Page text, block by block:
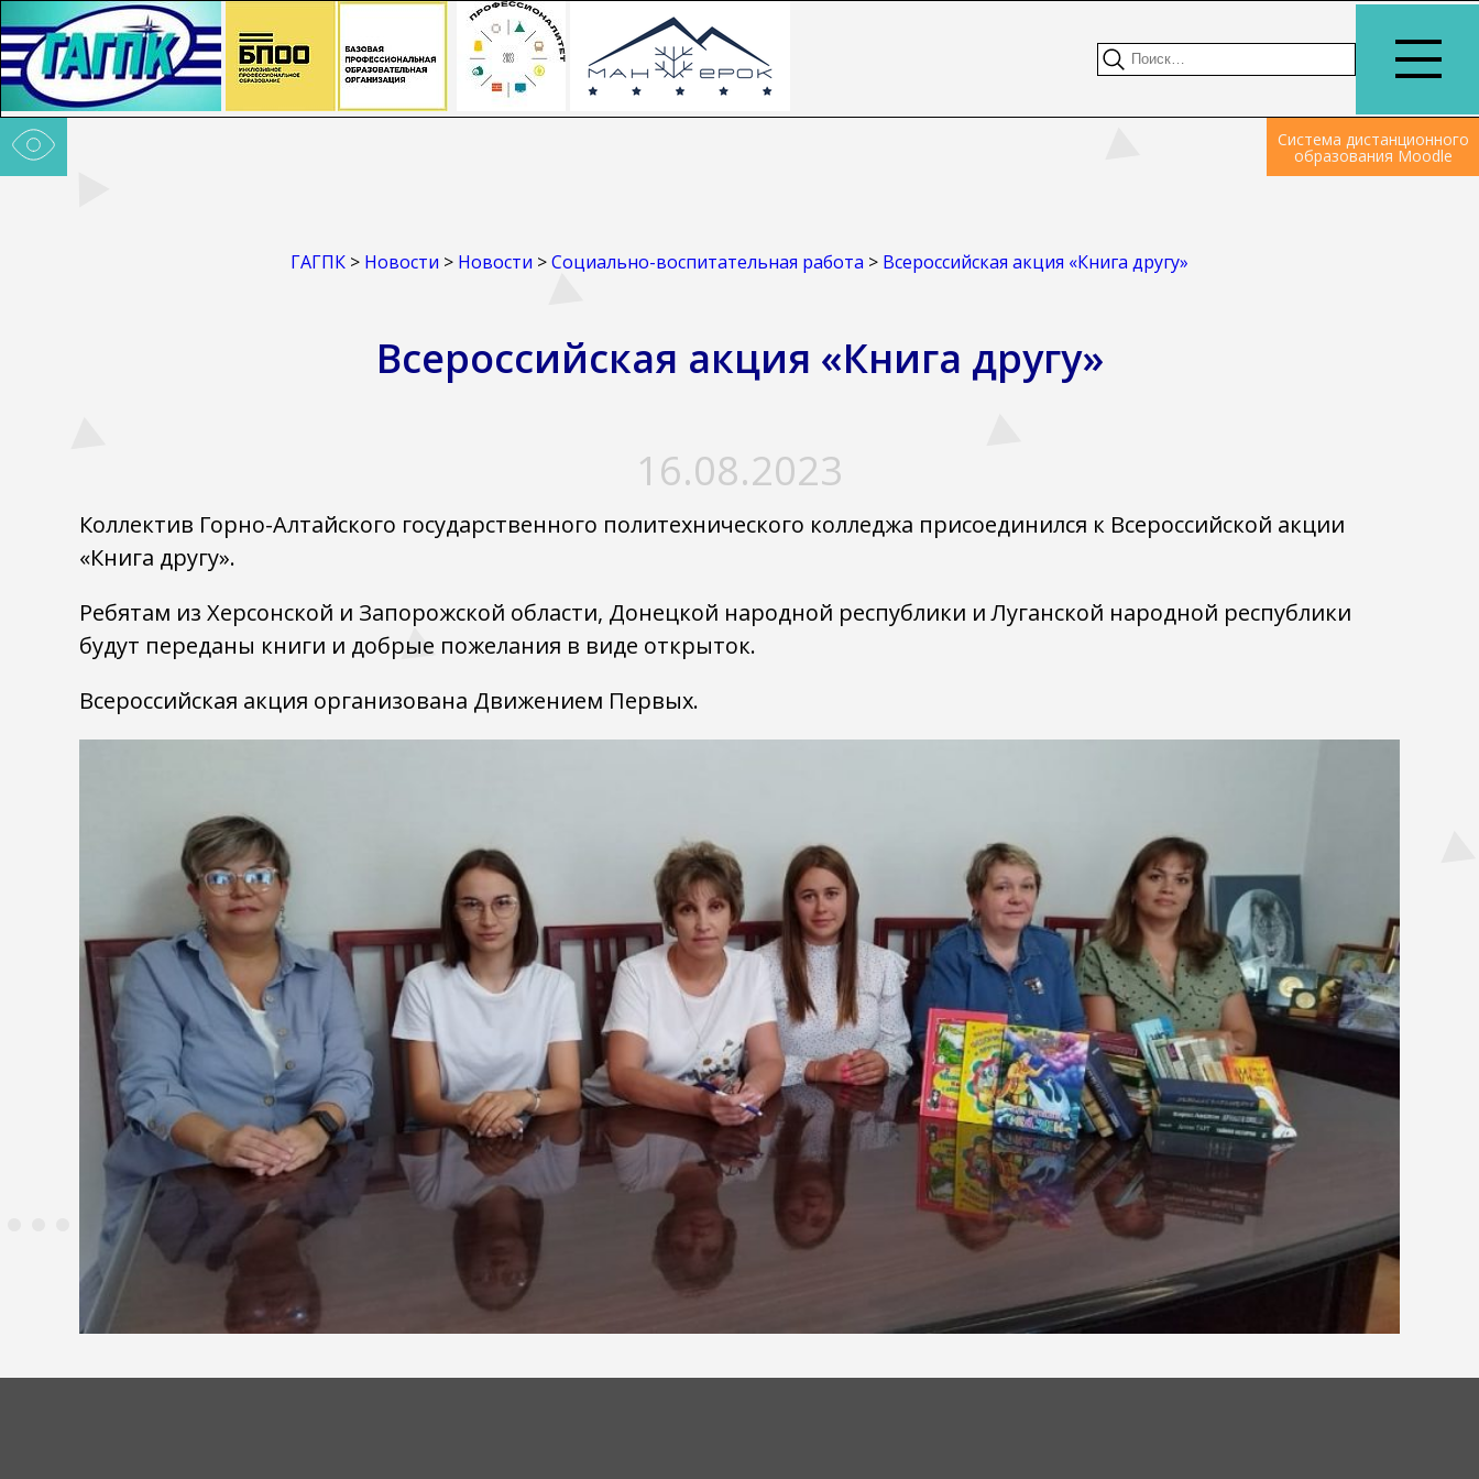
Система дистанционного
образования Moodle
ГАГПК > Новости > Новости >Социально-воспитательная работа > Всероссийская акция «Книга другу»
Всероссийская акция «Книга другу»
16.08.2023
Коллектив Горно-Алтайского государственного политехнического колледжа присоединился к Всероссийской акции
«Книга другу».
Ребятам из Херсонской и Запорожской области, Донецкой народной республики и Луганской народной республики
будут переданы книги и добрые пожелания в виде открыток.
Всероссийская акция организована Движением Первых.